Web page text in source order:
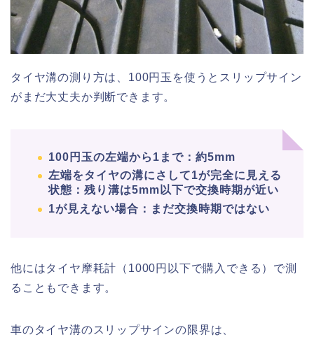
タイヤ溝の測り方は、100円玉を使うとスリップサイン
がまだ大丈夫か判断できます。
100円玉の左端から1まで：約5mm
左端をタイヤの溝にさして1が完全に見える
状態：残り溝は5mm以下で交換時期が近い
1が見えない場合：まだ交換時期ではない
他にはタイヤ摩耗計（1000円以下で購入できる）で測
ることもできます。
車のタイヤ溝のスリップサインの限界は、